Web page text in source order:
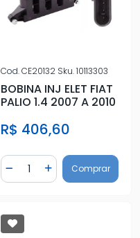
Cod.CE20132 Sku.10113303
BOBINA INJ ELET FIAT
PALIO 1.4 2007 A 2010
R$ 406,60
Diminuir Quantidade
Quantidade
AdicionarComprar